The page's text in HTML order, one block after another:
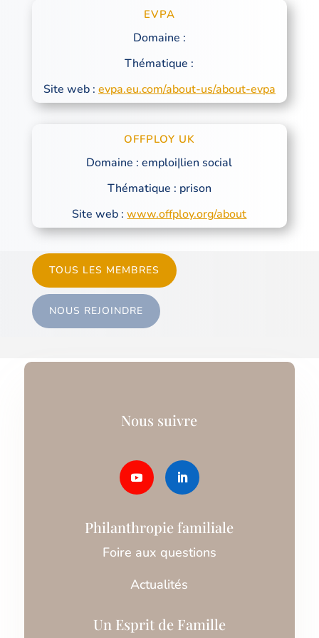
EVPA
Domaine :
Thématique :
Site web : evpa.eu.com/about-us/about-evpa
OFFPLOY UK
Domaine : emploi|lien social
Thématique : prison
Site web :www.offploy.org/about
TOUS LES MEMBRES
NOUS REJOINDRE
Nous suivre
Philanthropie familiale
Foire aux questions
Actualités
Un Esprit de Famille